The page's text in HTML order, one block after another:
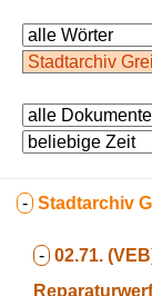
- Stadtarchiv
- 02.71.